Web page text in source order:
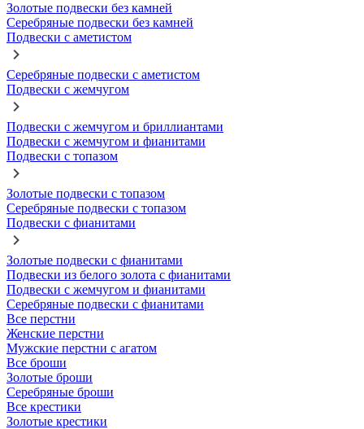
Золотые подвески без камней
Серебряные подвески без камней
Подвески с аметистом
Серебряные подвески с аметистом
Подвески с жемчугом
Подвески с жемчугом и бриллиантами
Подвески с жемчугом и фианитами
Подвески с топазом
Золотые подвески с топазом
Серебряные подвески с топазом
Подвески с фианитами
Золотые подвески с фианитами
Подвески из белого золота с фианитами
Подвески с жемчугом и фианитами
Серебряные подвески с фианитами
Все перстни
Женские перстни
Мужские перстни с агатом
Все броши
Золотые броши
Серебряные броши
Все крестики
Золотые крестики